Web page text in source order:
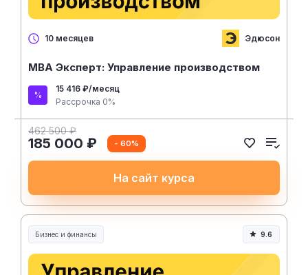
10 месяцев Эдюсон
MBA Эксперт: Управление производством
15 416 ₽/месяц
Рассрочка 0%
462 500 ₽
185 000 ₽ - 60%
На сайт курса
Бизнес и финансы 9.6